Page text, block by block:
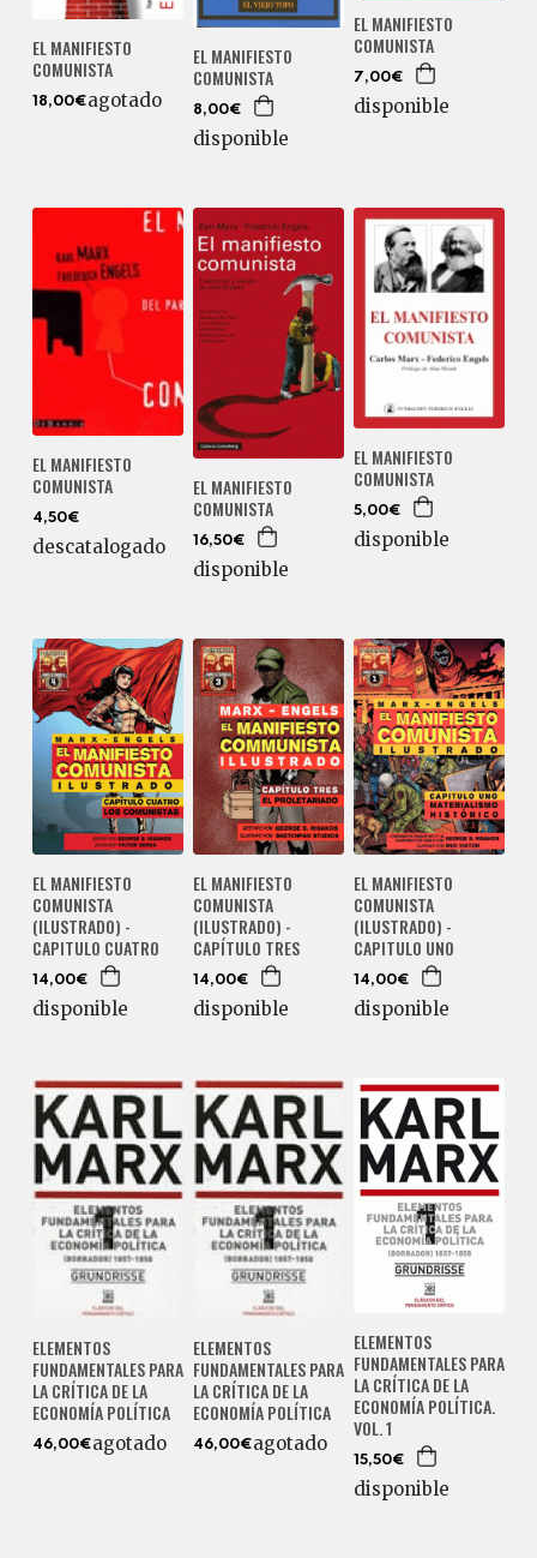
EL MANIFIESTO
COMUNISTA
18,00€agotado
EL MANIFIESTO
COMUNISTA
8,00€
disponible
EL MANIFIESTO
COMUNISTA
7,00€
disponible
EL MANIFIESTO
COMUNISTA
4,50€
descatalogado
EL MANIFIESTO
COMUNISTA
16,50€
disponible
EL MANIFIESTO
COMUNISTA
5,00€
disponible
EL MANIFIESTO
COMUNISTA
(ILUSTRADO) -
CAPITULO CUATRO
14,00€
disponible
EL MANIFIESTO
COMUNISTA
(ILUSTRADO) -
CAPÍTULO TRES
14,00€
disponible
EL MANIFIESTO
COMUNISTA
(ILUSTRADO) -
CAPITULO UNO
14,00€
disponible
ELEMENTOS
FUNDAMENTALES PARA
LA CRÍTICA DE LA
ECONOMÍA POLÍTICA
46,00€agotado
ELEMENTOS
FUNDAMENTALES PARA
LA CRÍTICA DE LA
ECONOMÍA POLÍTICA
46,00€agotado
ELEMENTOS
FUNDAMENTALES PARA
LA CRÍTICA DE LA
ECONOMÍA POLÍTICA.
VOL. 1
15,50€
disponible